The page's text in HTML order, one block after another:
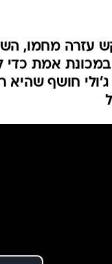
עזרה מחמו,
אמת
ג'ולי חושף